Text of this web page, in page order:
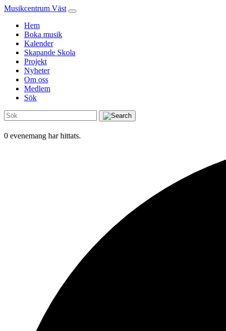
Musikcentrum Väst
Hem
Boka musik
Kalender
Skapande Skola
Projekt
Nyheter
Om oss
Medlem
Sök
0 evenemang har hittats.